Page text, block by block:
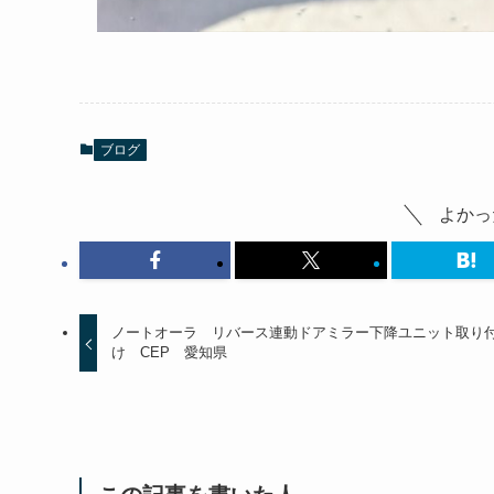
ブログ
よか
ノートオーラ リバース連動ドアミラー下降ユニット取り
け CEP 愛知県